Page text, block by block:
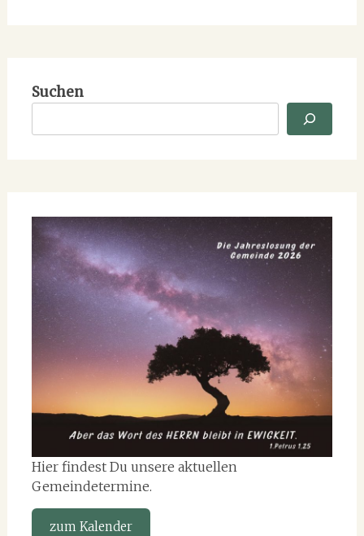
Suchen
Hier findest Du unsere aktuellen
Gemeindetermine.
zum Kalender